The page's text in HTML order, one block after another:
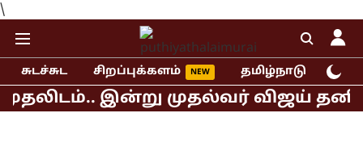
\
சுடச்சுட சிறப்புக்களம் தமிழ்நாடு
இன்று முதல்வர் விஜய் தனித்